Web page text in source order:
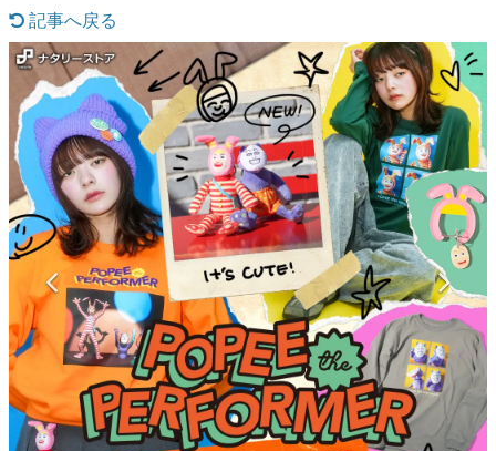
なんでゲームは面白い？
ゲーム開発者・hamatsu氏がゲームの魅力を画面や操作の
具体的な形から解き明かしていく、硬派で骨太な評論連載
です。
ゲームが変えた日本語
「経験値」「裏技」「ラスボス」… ゲームにまつわる言葉
の起源や用法の変遷を、コンピューター文化史研究家・タ
イニーP氏が徹底調査。
カテゴリ
特集記事
マンガ
女性向け
アプリレビュー
記事へ戻る